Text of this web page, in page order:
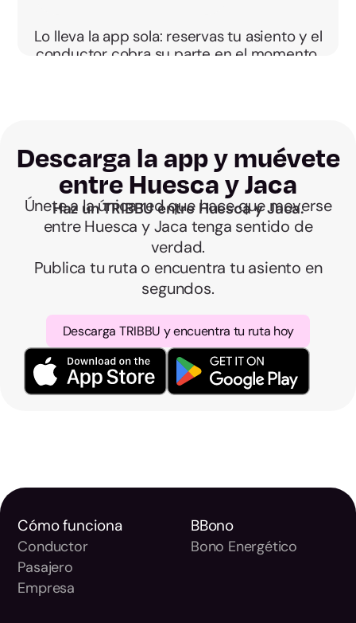
Lo lleva la app sola: reservas tu asiento y el
conductor cobra su parte en el momento.
Descarga la app y muévete
entre Huesca y Jaca
Haz un TRIBBU entre Huesca y Jaca.
Únete a la única red que hace que moverse
entre Huesca y Jaca tenga sentido de
verdad.
Publica tu ruta o encuentra tu asiento en
segundos.
Descarga TRIBBU y encuentra tu ruta hoy
Cómo funciona
Conductor
Pasajero
Empresa
BBono
Bono Energético